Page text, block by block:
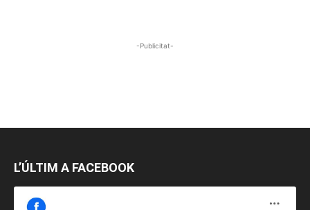
-Publicitat-
L’ÚLTIM A FACEBOOK